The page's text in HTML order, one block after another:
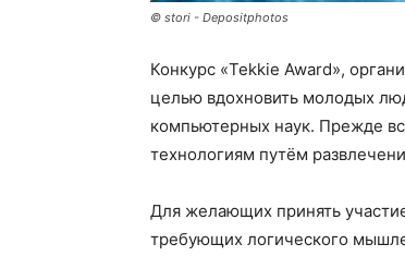
© stori - Depositphotos
Конкурс «Tekkie Award»,
целью вдохновить молодых
компьютерных наук. Прежде
технологиям путём
Для желающих принять
требующих логического